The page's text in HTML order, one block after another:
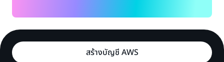
สร้างบัญชี AWS